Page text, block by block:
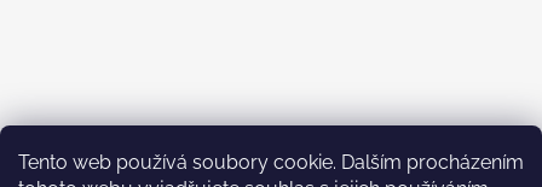
Tento web používá soubory cookie. Dalším procházením